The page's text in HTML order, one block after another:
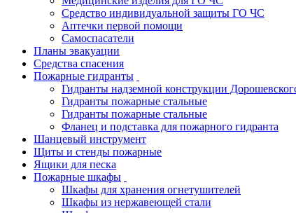
Средство индивидуальной защиты ГО ЧС
Аптечки первой помощи
Самоспасатели
Планы эвакуации
Средства спасения
Пожарные гидранты
Гидранты надземной конструкции
Гидранты пожарные стальные
Гидранты пожарные стальные
Фланец и подставка для пожарного гидранта
Шанцевый инструмент
Щиты и стенды пожарные
Ящики для песка
Пожарные шкафы
Шкафы для хранения огнетушителей
Шкафы из нержавеющей стали